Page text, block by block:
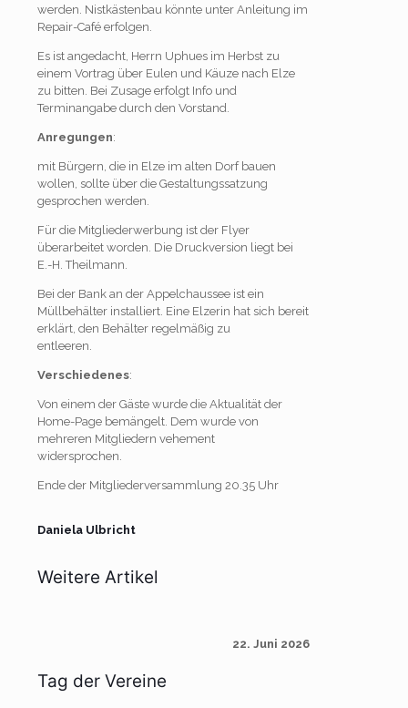
werden. Nistkästenbau könnte unter Anleitung im
Repair-Café erfolgen.
Es ist angedacht, Herrn Uphues im Herbst zu
einem Vortrag über Eulen und Käuze nach Elze
zu bitten. Bei Zusage erfolgt Info und
Terminangabe durch den Vorstand.
Anregungen:
mit Bürgern, die in Elze im alten Dorf bauen
wollen, sollte über die Gestaltungssatzung
gesprochen werden.
Für die Mitgliederwerbung ist der Flyer
überarbeitet worden. Die Druckversion liegt bei
E.-H. Theilmann.
Bei der Bank an der Appelchaussee ist ein
Müllbehälter installiert. Eine Elzerin hat sich bereit
erklärt, den Behälter regelmäßig zu
Verschiedenes:
Von einem der Gäste wurde die Aktualität der
Home-Page bemängelt. Dem wurde von
mehreren Mitgliedern vehement
widersprochen.
Ende der Mitgliederversammlung 20.35 Uhr
Daniela Ulbricht
Weitere Artikel
22. Juni 2026
Tag der Vereine